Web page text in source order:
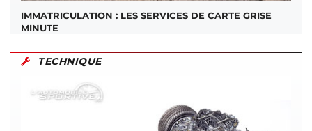
IMMATRICULATION : LES SERVICES DE CARTE GRISE
MINUTE
TECHNIQUE